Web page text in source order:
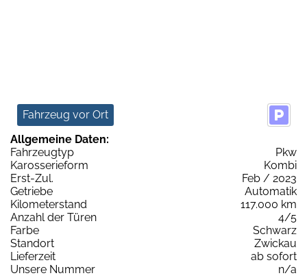
Fahrzeug vor Ort
Allgemeine Daten:
Fahrzeugtyp
Pkw
Karosserieform
Kombi
Erst-Zul.
Feb / 2023
Getriebe
Automatik
Kilometerstand
117.000 km
Anzahl der Türen
4/5
Farbe
Schwarz
Standort
Zwickau
Lieferzeit
ab sofort
Unsere Nummer
n/a